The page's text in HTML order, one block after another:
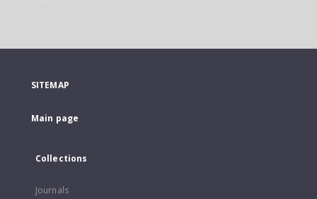
SITEMAP
Main page
Collections
Journals